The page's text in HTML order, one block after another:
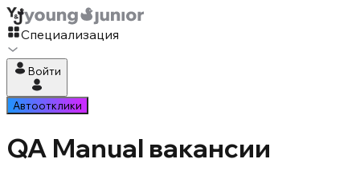
Специализация
Войти
Автоотклики
QA Manual вакансии